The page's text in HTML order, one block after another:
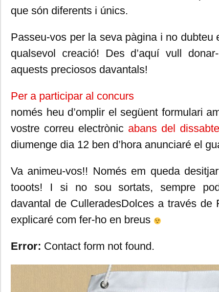
que són diferents i únics.
Passeu-vos per la seva pàgina i no dubteu
qualsevol creació! Des d’aquí vull
aquests preciosos davantals!
Per a participar al concurs
només heu d’omplir el següent formulari
vostre correu electrònic abans del
diumenge dia 12 ben d’hora anunciaré el
Va animeu-vos!! Només em queda
tooots! I si no sou sortats, sempre
davantal de CulleradesDolces a través de
explicaré com fer-ho en breus
Error: Contact form not found.